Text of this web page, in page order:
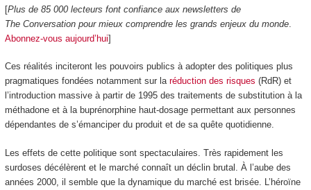
[Plus de 85 000 lecteurs font confiance aux newsletters de
The Conversation pour mieux comprendre les grands enjeux du monde.
Abonnez-vous aujourd’hui]
Ces réalités inciteront les pouvoirs publics à adopter des politiques plus
pragmatiques fondées notamment sur la réduction des risques (RdR) et
l’introduction massive à partir de 1995 des traitements de substitution à la
méthadone et à la buprénorphine haut-dosage permettant aux personnes
dépendantes de s’émanciper du produit et de sa quête quotidienne.
Les effets de cette politique sont spectaculaires. Très rapidement les
surdoses décélèrent et le marché connaît un déclin brutal. À l’aube des
années 2000, il semble que la dynamique du marché est brisée. L’héroïne